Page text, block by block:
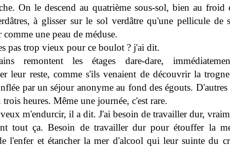
On le descend au quatrième sous-sol, bien au froid
à glisser sur le sol verdâtre qu'une pellicule de
une peau de méduse.
pas trop vieux pour ce boulot ? j'ai dit.
remontent les étages dare-dare,
leur reste, comme s'ils venaient de découvrir la
par un séjour anonyme au fond des égouts.
heures. Même une journée, c'est rare.
m'endurcir, il a dit. J'ai besoin de travailler dur,
tout ça. Besoin de travailler dur pour étouffer la
l'enfer et étancher la mer d'alcool qui leur suinte du